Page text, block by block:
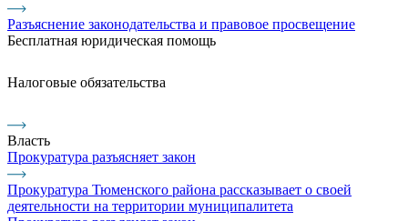
Разъяснение законодательства и правовое просвещение
Бесплатная юридическая помощь
Налоговые обязательства
Власть
Прокуратура разъясняет закон
Прокуратура Тюменского района рассказывает о своей
деятельности на территории муниципалитета